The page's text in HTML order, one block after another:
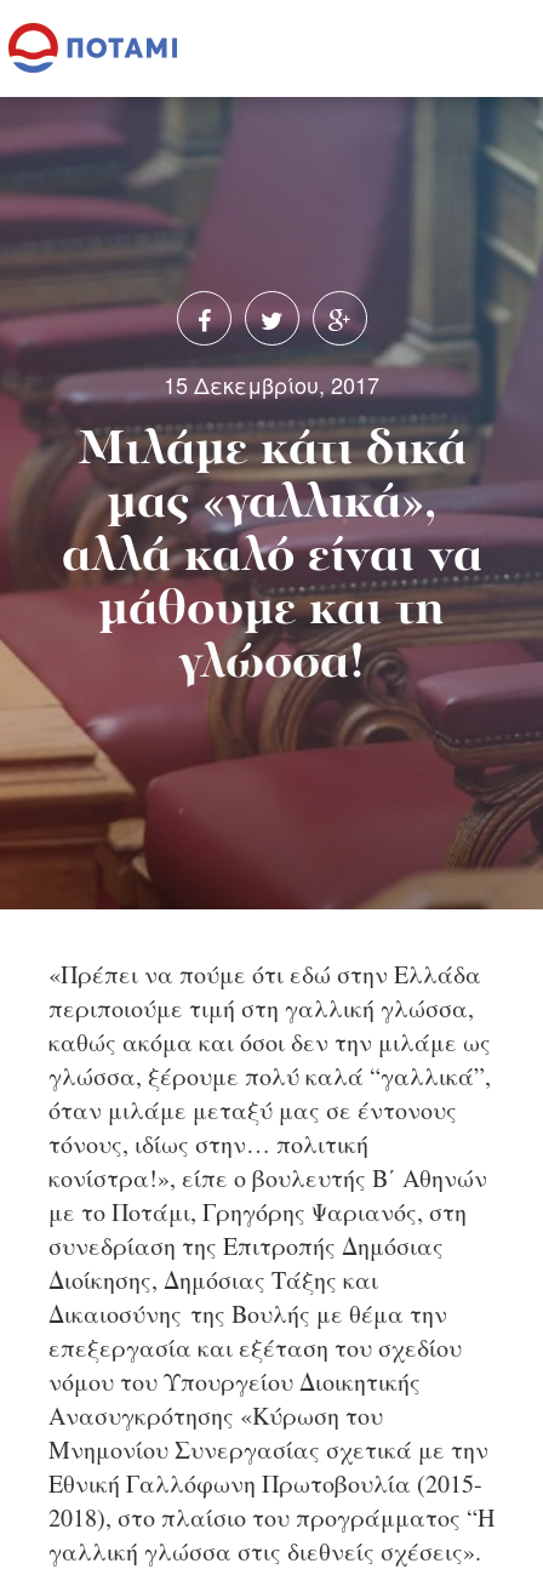
15 Δεκεμβρίου, 2017
Μιλάμε κάτι δικά
μας «γαλλικά»,
αλλά καλό είναι να
μάθουμε και τη
γλώσσα!
«Πρέπει να πούμε ότι εδώ στην Ελλάδα
περιποιούμε τιμή στη γαλλική γλώσσα,
καθώς ακόμα και όσοι δεν την μιλάμε ως
γλώσσα, ξέρουμε πολύ καλά “γαλλικά”,
όταν μιλάμε μεταξύ μας σε έντονους
τόνους, ιδίως στην… πολιτική
κονίστρα!», είπε ο βουλευτής B΄ Αθηνών
με το Ποτάμι, Γρηγόρης Ψαριανός, στη
συνεδρίαση της Επιτροπής Δημόσιας
Διοίκησης, Δημόσιας Τάξης και
Δικαιοσύνης της Βουλής με θέμα την
επεξεργασία και εξέταση του σχεδίου
νόμου του Υπουργείου Διοικητικής
Ανασυγκρότησης «Κύρωση του
Μνημονίου Συνεργασίας σχετικά με την
Εθνική Γαλλόφωνη Πρωτοβουλία (2015-
2018), στο πλαίσιο του προγράμματος “Η
γαλλική γλώσσα στις διεθνείς σχέσεις».